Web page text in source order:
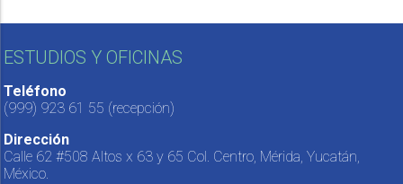
ESTUDIOS Y OFICINAS
Teléfono
(999) 923 61 55 (recepción)
Dirección
Calle 62 #508 Altos x 63 y 65 Col. Centro, Mérida, Yucatán,
México.